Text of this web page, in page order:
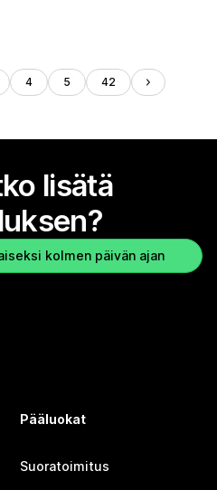
4 5 42
lisätä
kolmen päivän ajan
Pääluokat
Suoratoimitus